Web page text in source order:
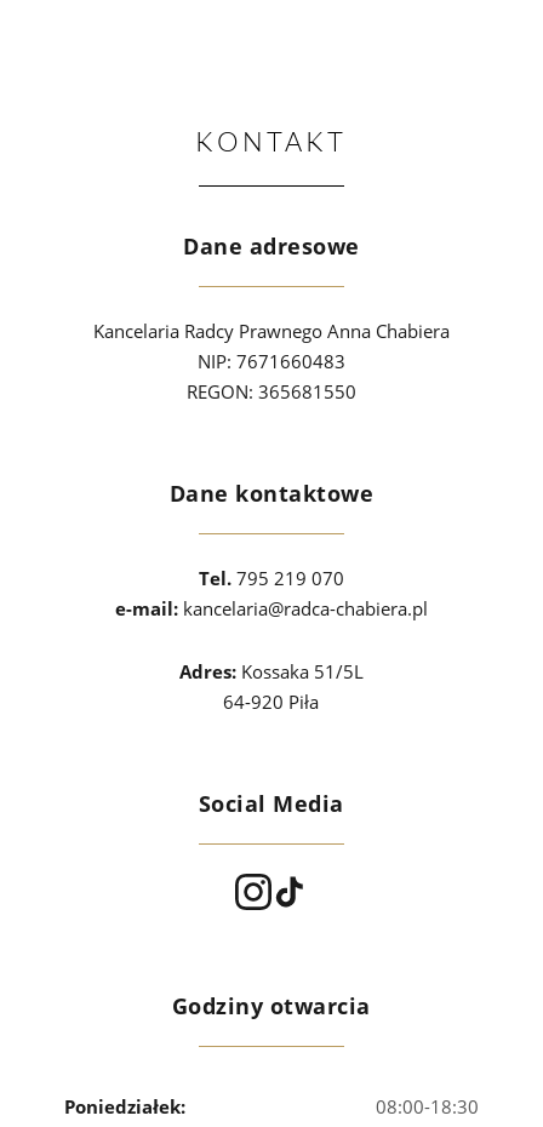
KONTAKT
Dane adresowe
Kancelaria Radcy Prawnego Anna Chabiera
NIP: 7671660483
REGON: 365681550
Dane kontaktowe
Tel. 795 219 070
e-mail: kancelaria@radca-chabiera.pl
Adres:Kossaka 51/5L
64-920 Piła
Social Media
Godziny otwarcia
Poniedziałek: 08:00-18:30